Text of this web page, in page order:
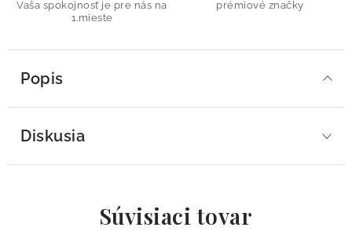
Vaša spokojnosť je pre nás na
1.mieste
prémiové značky
Popis
Diskusia
Súvisiaci tovar